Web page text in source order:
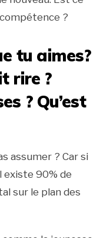
?
tu aimes?
rire ?
? Qu’est
assumer ? Car si
existe 90% de
sur le plan des